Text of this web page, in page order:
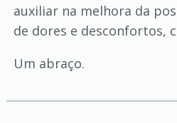
auxiliar na melhora da
de dores e desconfortos,
Um abraço.